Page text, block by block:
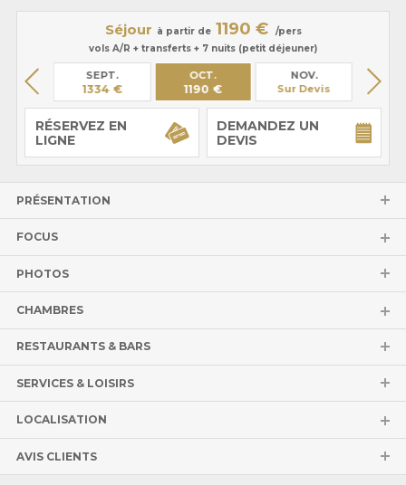
Séjour à partir de 1190 €
/pers
vols A/R + transferts + 7 nuits (petit déjeuner)
SEPT.
1334 €
OCT.
1190 €
NOV.
Sur Devis
Sur
RÉSERVEZ EN
LIGNE
DEMANDEZ UN
DEVIS
PRÉSENTATION
FOCUS
PHOTOS
CHAMBRES
RESTAURANTS & BARS
SERVICES & LOISIRS
LOCALISATION
AVIS CLIENTS